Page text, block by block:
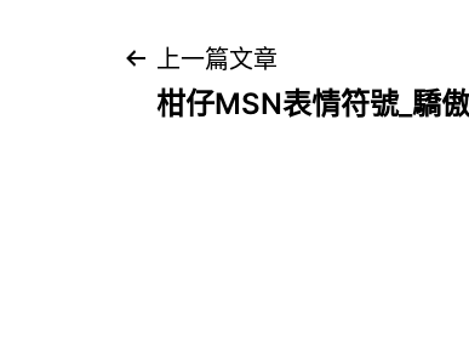
文上一篇文章
柑仔MSN表情符號_驕傲